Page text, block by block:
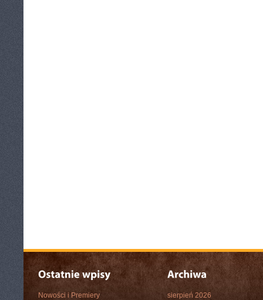
Nowości i Premiery
sierpień 2026